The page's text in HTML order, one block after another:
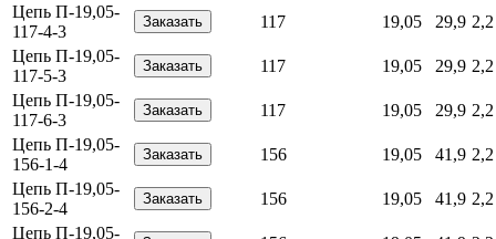
Цепь П-19,05-
117-4-3
117 19,05 29,9 2,2
Цепь П-19,05-
117-5-3
117 19,05 29,9 2,2
Цепь П-19,05-
117-6-3
117 19,05 29,9 2,2
Цепь П-19,05-
156-1-4
156 19,05 41,9 2,2
Цепь П-19,05-
156-2-4
156 19,05 41,9 2,2
Цепь П-19,05-